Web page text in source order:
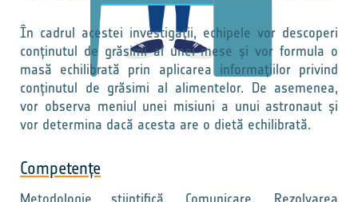
În cadrul acestei investigații, echipele vor descoperi
conținutul de grăsimi al unei mese și vor formula o
masă echilibrată prin aplicarea informațiilor privind
conținutul de grăsimi al alimentelor. De asemenea,
vor observa meniul unei misiuni a unui astronaut și
vor determina dacă acesta are o dietă echilibrată.
Competențe